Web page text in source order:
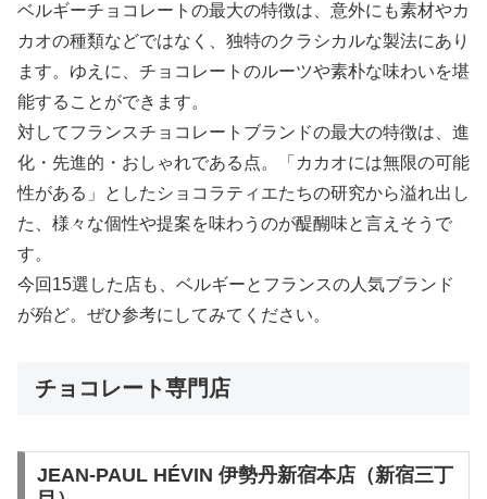
ベルギーチョコレートの最大の特徴は、意外にも素材やカ
カオの種類などではなく、独特のクラシカルな製法にあり
ます。ゆえに、チョコレートのルーツや素朴な味わいを堪
能することができます。
対してフランスチョコレートブランドの最大の特徴は、進
化・先進的・おしゃれである点。「カカオには無限の可能
性がある」としたショコラティエたちの研究から溢れ出し
た、様々な個性や提案を味わうのが醍醐味と言えそうで
す。
今回15選した店も、ベルギーとフランスの人気ブランド
が殆ど。ぜひ参考にしてみてください。
チョコレート専門店
JEAN-PAUL HÉVIN 伊勢丹新宿本店（新宿三丁